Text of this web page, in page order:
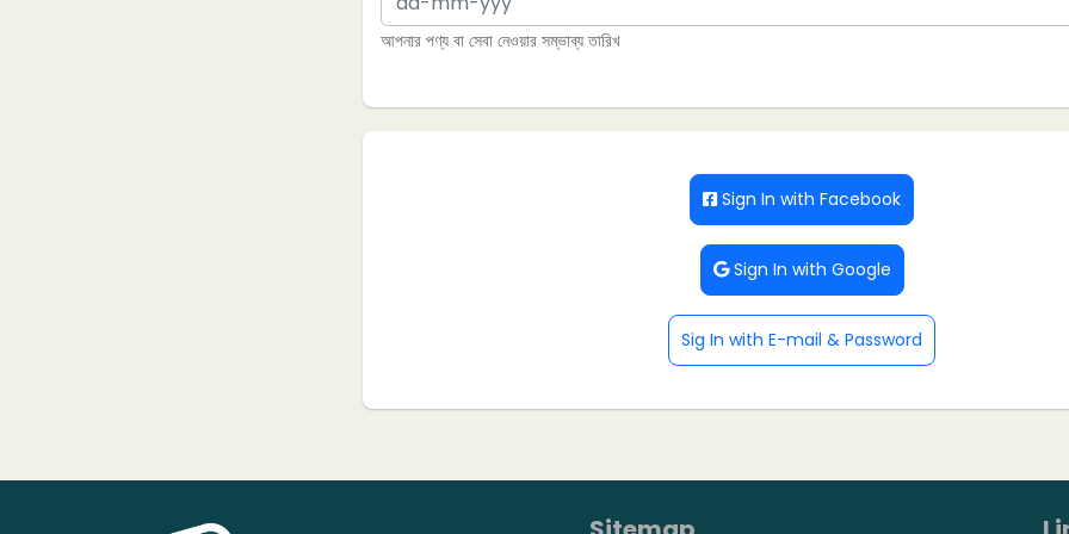
আপনার পণ্য বা সেবা নেওয়ার সম্ভাব্য তারিখ
Sign In with Facebook
Sign In with Google
Sig In with E-mail & Password